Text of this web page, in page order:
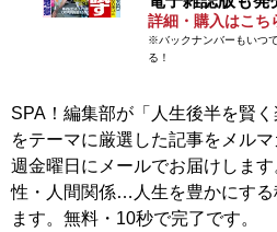
詳細・購入はこち
※バックナンバーもいつ
る！
SPA！編集部が「人生後半を賢く
をテーマに厳選した記事をメル
週金曜日にメールでお届けします
性・人間関係…人生を豊かにする
ます。無料・10秒で完了です。